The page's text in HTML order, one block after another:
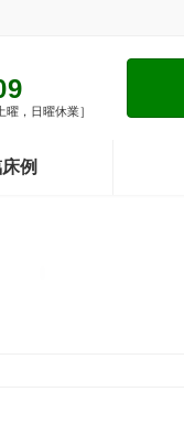
，日曜休業］
例